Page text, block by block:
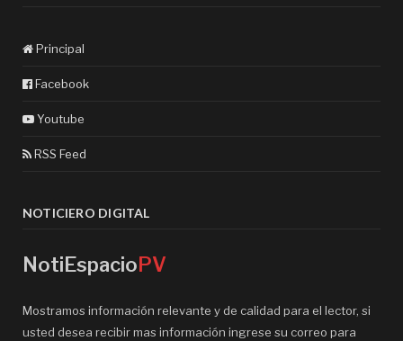
Principal
Facebook
Youtube
RSS Feed
NOTICIERO DIGITAL
NotiEspacioPV
Mostramos información relevante y de calidad para el lector, si
usted desea recibir mas información ingrese su correo para